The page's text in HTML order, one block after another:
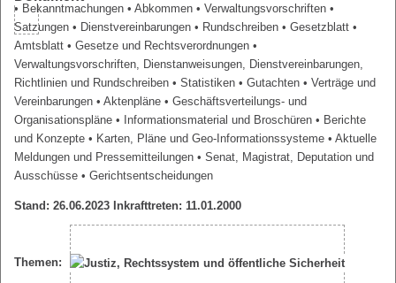
• Bekanntmachungen • Abkommen • Verwaltungsvorschriften •
Satzungen • Dienstvereinbarungen • Rundschreiben • Gesetzblatt •
Amtsblatt • Gesetze und Rechtsverordnungen •
Verwaltungsvorschriften, Dienstanweisungen, Dienstvereinbarungen,
Richtlinien und Rundschreiben • Statistiken • Gutachten • Verträge und
Vereinbarungen • Aktenpläne • Geschäftsverteilungs- und
Organisationspläne • Informationsmaterial und Broschüren • Berichte
und Konzepte • Karten, Pläne und Geo-Informationssysteme • Aktuelle
Meldungen und Pressemitteilungen • Senat, Magistrat, Deputation und
Ausschüsse • Gerichtsentscheidungen
Stand: 26.06.2023 Inkrafttreten: 11.01.2000
Themen: